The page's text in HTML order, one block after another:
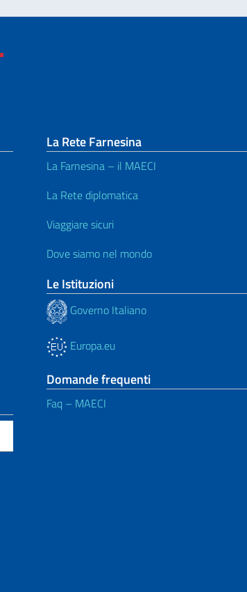
La Rete Farnesina
La Farnesina – il MAECI
La Rete diplomatica
Viaggiare sicuri
Dove siamo nel mondo
Le Istituzioni
Governo Italiano
Europa.eu
Domande frequenti
Faq – MAECI